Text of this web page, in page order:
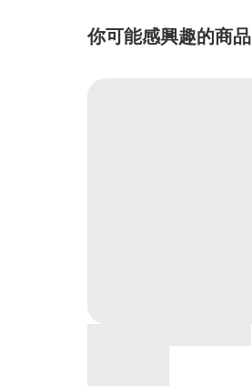
你可能感興趣的商品